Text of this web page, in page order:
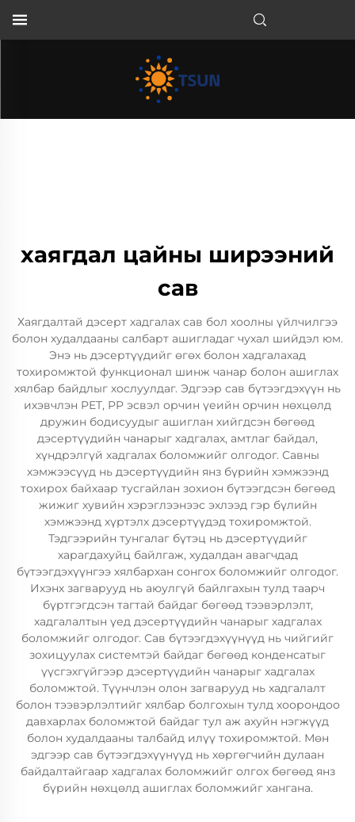
хаягдал цайны ширээний
сав
Хаягдалтай дэсерт хадгалах сав бол хоолны үйлчилгээ
болон худалдааны салбарт ашигладаг чухал шийдэл юм.
Энэ нь дэсертүүдийг өгөх болон хадгалахад
тохиромжтой функционал шинж чанар болон ашиглах
хялбар байдлыг хослуулдаг. Эдгээр сав бүтээгдэхүүн нь
ихэвчлэн PET, PP эсвэл орчин үеийн орчин нөхцөлд
дружин бодисуудыг ашиглан хийгдсэн бөгөөд
дэсертүүдийн чанарыг хадгалах, амтлаг байдал,
хүндрэлгүй хадгалах боломжийг олгодог. Савны
хэмжээсүүд нь дэсертүүдийн янз бүрийн хэмжээнд
тохирох байхаар тусгайлан зохион бүтээгдсэн бөгөөд
жижиг хувийн хэрэглээнээс эхлээд гэр бүлийн
хэмжээнд хүртэлх дэсертүүдэд тохиромжтой.
Тэдгээрийн тунгалаг бүтэц нь дэсертүүдийг
харагдахуйц байлгаж, худалдан авагчдад
бүтээгдэхүүнгээ хялбархан сонгох боломжийг олгодог.
Ихэнх загварууд нь аюулгүй байлгахын тулд таарч
бүртгэгдсэн тагтай байдаг бөгөөд тээвэрлэлт,
хадгалалтын үед дэсертүүдийн чанарыг хадгалах
боломжийг олгодог. Сав бүтээгдэхүүнүүд нь чийгийг
зохицуулах системтэй байдаг бөгөөд конденсатыг
үүсгэхгүйгээр дэсертүүдийн чанарыг хадгалах
боломжтой. Түүнчлэн олон загварууд нь хадгалалт
болон тээвэрлэлтийг хялбар болгохын тулд хоорондоо
давхарлах боломжтой байдаг тул аж ахуйн нэгжүүд
болон худалдааны талбайд илүү тохиромжтой. Мөн
эдгээр сав бүтээгдэхүүнүүд нь хөргөгчийн дулаан
байдалтайгаар хадгалах боломжийг олгох бөгөөд янз
бүрийн нөхцөлд ашиглах боломжийг хангана.